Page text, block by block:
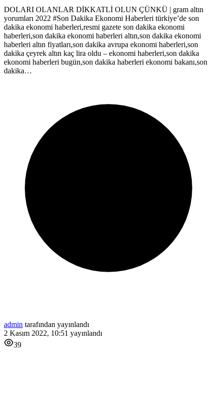
DOLARI OLANLAR DİKKATLİ OLUN ÇÜNKÜ | gram altın
yorumları 2022 #Son Dakika Ekonomi Haberleri türkiye’de son
dakika ekonomi haberleri,resmi gazete son dakika ekonomi
haberleri,son dakika ekonomi haberleri altın,son dakika ekonomi
haberleri altın fiyatları,son dakika avrupa ekonomi haberleri,son
dakika çeyrek altın kaç lira oldu – ekonomi haberleri,son dakika
ekonomi haberleri bugün,son dakika haberleri ekonomi bakanı,son
dakika…
admin tarafından yayınlandı
2 Kasım 2022, 10:51 yayınlandı
39